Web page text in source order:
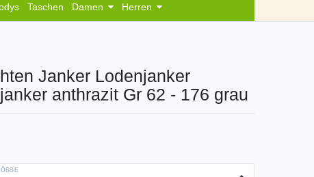
Taschen Damen Herren
Janker Lodenjanker
anthrazit Gr 62 - 176 grau